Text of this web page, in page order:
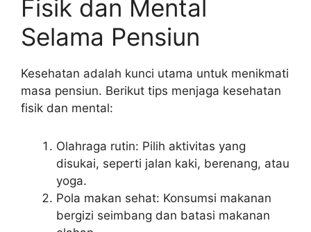
Fisik dan Mental
Selama Pensiun
Kesehatan adalah kunci utama untuk menikmati
masa pensiun. Berikut tips menjaga kesehatan
fisik dan mental:
Olahraga rutin: Pilih aktivitas yang
disukai, seperti jalan kaki, berenang, atau
yoga.
Pola makan sehat: Konsumsi makanan
bergizi seimbang dan batasi makanan